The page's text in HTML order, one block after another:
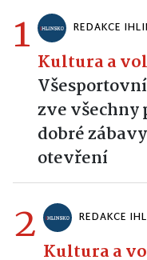
1 REDAKCE
Kultura a
zve všechny
dobré
otevření
2 REDAKCE
Kultura a